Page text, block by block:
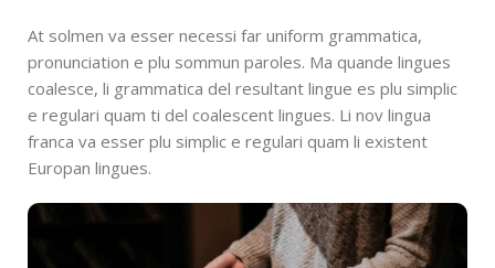
At solmen va esser necessi far uniform grammatica,
pronunciation e plu sommun paroles. Ma quande lingues
coalesce, li grammatica del resultant lingue es plu simplic
e regulari quam ti del coalescent lingues. Li nov lingua
franca va esser plu simplic e regulari quam li existent
Europan lingues.